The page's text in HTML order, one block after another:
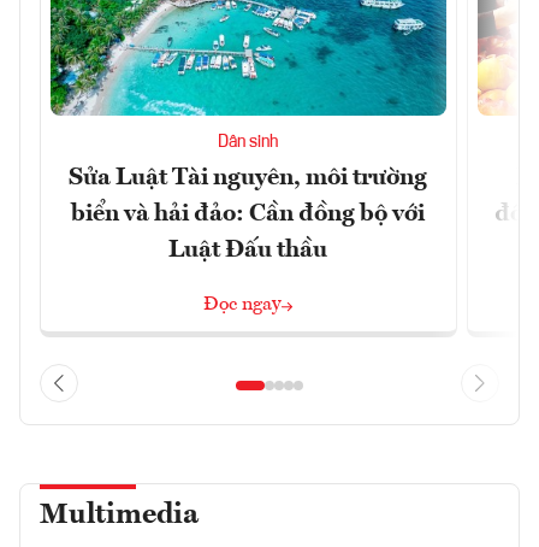
Dân sinh
Sửa Luật Tài nguyên, môi trường
biển và hải đảo: Cần đồng bộ với
Luật Đấu thầu
Đọc ngay
Multimedia